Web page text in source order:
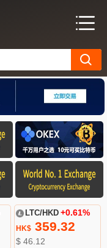
LTC/HKD +0.61%
HK$359.32
$ 46.12